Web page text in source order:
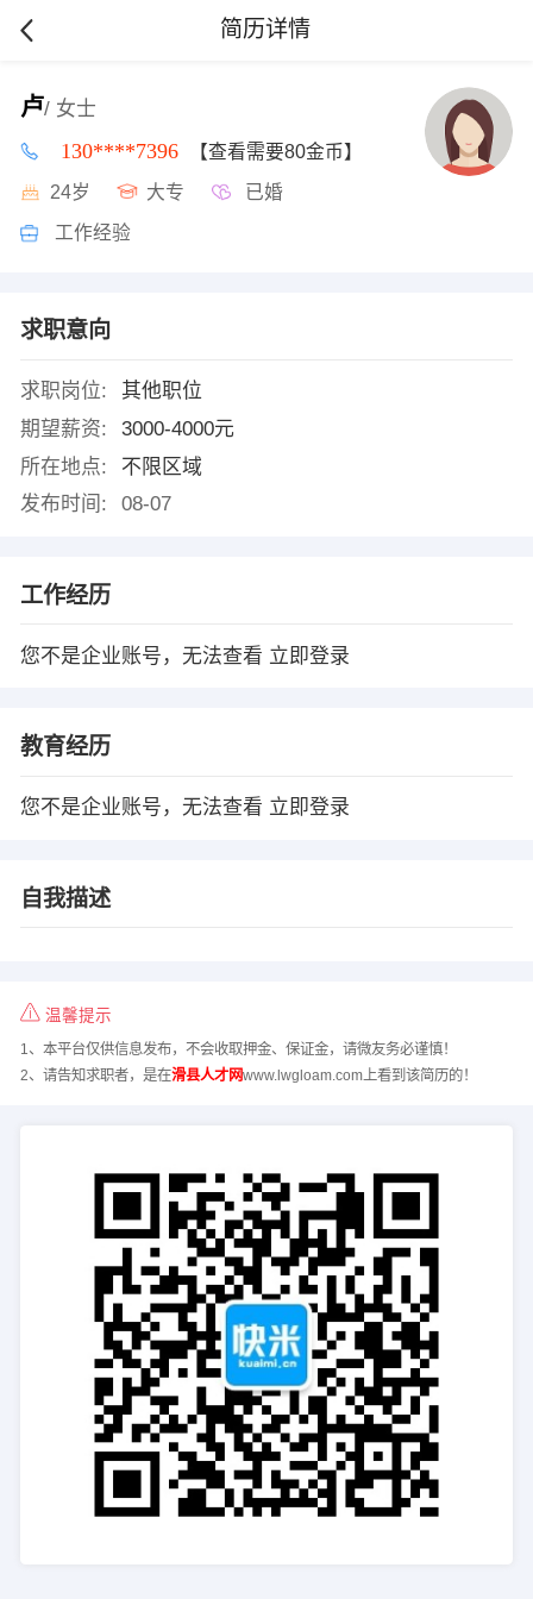
简历详情
卢/ 女士
130****7396 【查看需要80金币】
24岁 大专 已婚
工作经验
求职意向
求职岗位:
其他职位
期望薪资:
3000-4000元
所在地点:
不限区域
发布时间:
08-07
工作经历
您不是企业账号，无法查看 立即登录
教育经历
您不是企业账号，无法查看 立即登录
自我描述
温馨提示
1、本平台仅供信息发布，不会收取押金、保证金，请微友务必谨慎！
2、请告知求职者，是在滑县人才网www.lwgloam.com上看到该简历的！